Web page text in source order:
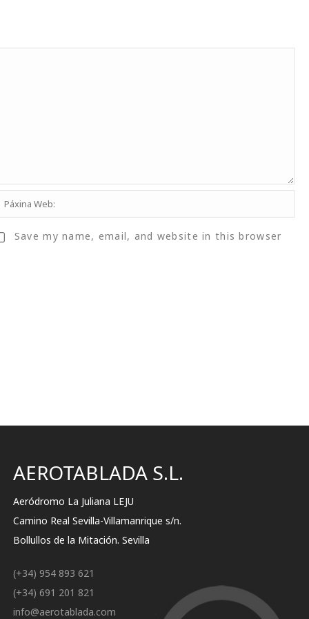
Save my name, email, and website in this browser
AEROTABLADA S.L.
Aeródromo La Juliana LEJU
Camino Real Sevilla-Villamanrique s/n.
Bollullos de la Mitación. Sevilla
(+34) 954 893 621
(+34) 691 201 821
info@aerotablada.com